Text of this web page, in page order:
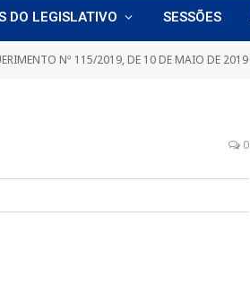
DO LEGISLATIVO SESSÕES
Nº 115/2019, DE 10 DE MAIO DE 2019
0